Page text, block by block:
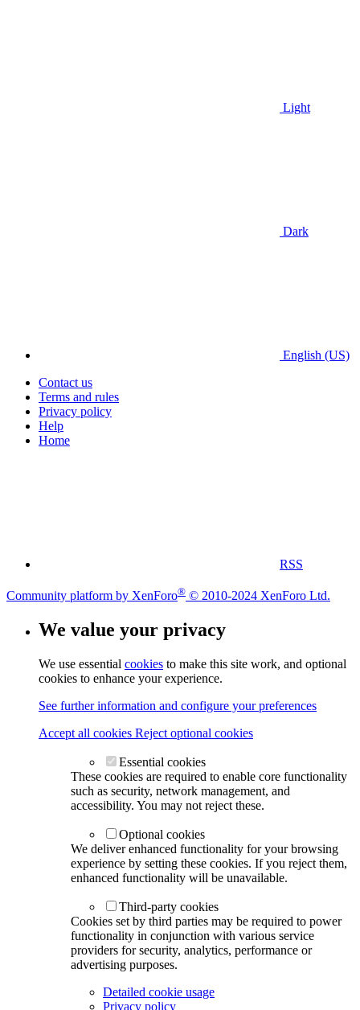
Light
Dark
English (US)
Contact us
Terms and rules
Privacy policy
Help
Home
RSS
Community platform by XenForo® © 2010-2024 XenForo Ltd.
We value your privacy
We use essential cookies to make this site work, and optional
cookies to enhance your experience.
See further information and configure your preferences
Accept all cookies Reject optional cookies
Essential cookies
These cookies are required to enable core functionality
such as security, network management, and
accessibility. You may not reject these.
Optional cookies
We deliver enhanced functionality for your browsing
experience by setting these cookies. If you reject them,
enhanced functionality will be unavailable.
Third-party cookies
Cookies set by third parties may be required to power
functionality in conjunction with various service
providers for security, analytics, performance or
advertising purposes.
Detailed cookie usage
Privacy policy